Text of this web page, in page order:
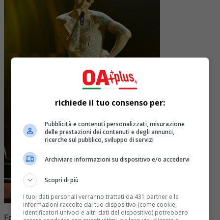
Foto Gian Mattia D’Alberto/LaPresse
richiede il tuo consenso per:
Pubblicità e contenuti personalizzati, misurazione
delle prestazioni dei contenuti e degli annunci,
ricerche sul pubblico, sviluppo di servizi
Archiviare informazioni su dispositivo e/o accedervi
Scopri di più
I tuoi dati personali verranno trattati da 431 partner e le
informazioni raccolte dal tuo dispositivo (come cookie,
identificatori univoci e altri dati del dispositivo) potrebbero